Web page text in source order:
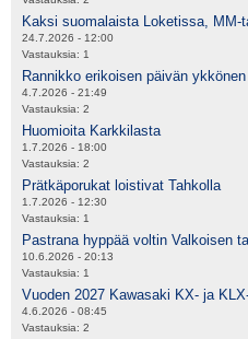
Kaksi suomalaista Loketissa, MM-
24.7.2026 - 12:00
Vastauksia: 1
Rannikko erikoisen päivän ykkönen
4.7.2026 - 21:49
Vastauksia: 2
Huomioita Karkkilasta
1.7.2026 - 18:00
Vastauksia: 2
Prätkäporukat loistivat Tahkolla
1.7.2026 - 12:30
Vastauksia: 1
Pastrana hyppää voltin Valkoisen
10.6.2026 - 20:13
Vastauksia: 1
Vuoden 2027 Kawasaki KX- ja
4.6.2026 - 08:45
Vastauksia: 2